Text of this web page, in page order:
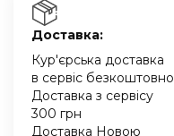
Доставка:
Кур'єрська доставка
в сервіс безкоштовно
Доставка з сервісу
300 грн
Доставка Новою